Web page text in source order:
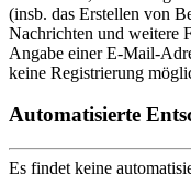
(insb. das Erstellen von
Nachrichten und weitere
Angabe einer E-Mail-
keine Registrierung
Automatisierte
Es findet keine